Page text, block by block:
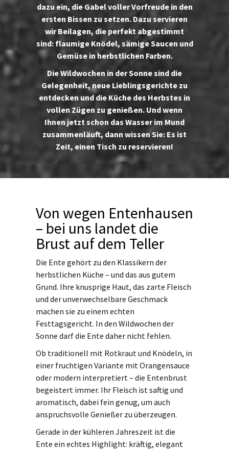
dazu ein, die Gabel voller Vorfreude in den
ersten Bissen zu setzen. Dazu servieren
wir Beilagen, die perfekt abgestimmt
sind: flaumige Knödel, sämige Saucen und
Gemüse in herbstlichen Farben.
Die Wildwochen in der Sonne sind die
Gelegenheit, neue Lieblingsgerichte zu
entdecken und die Küche des Herbstes in
vollen Zügen zu genießen. Und wenn
Ihnen jetzt schon das Wasser im Mund
zusammenläuft, dann wissen Sie: Es ist
Zeit, einen Tisch zu reservieren!
Von wegen Entenhausen
– bei uns landet die
Brust auf dem Teller
Die Ente gehört zu den Klassikern der
herbstlichen Küche – und das aus gutem
Grund. Ihre knusprige Haut, das zarte Fleisch
und der unverwechselbare Geschmack
machen sie zu einem echten
Festtagsgericht. In den Wildwochen der
Sonne darf die Ente daher nicht fehlen.
Ob traditionell mit Rotkraut und Knödeln, in
einer fruchtigen Variante mit Orangensauce
oder modern interpretiert – die Entenbrust
begeistert immer. Ihr Fleisch ist saftig und
aromatisch, dabei fein genug, um auch
anspruchsvolle Genießer zu überzeugen.
Gerade in der kühleren Jahreszeit ist die
Ente ein echtes Highlight: kräftig, elegant